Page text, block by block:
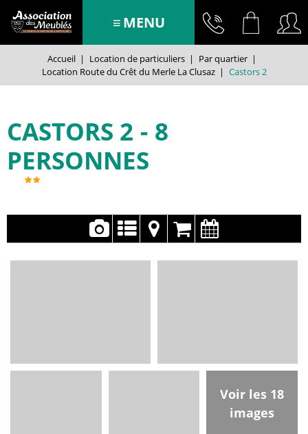
MENU
Accueil | Location de particuliers | Par quartier |
Location Route du Crêt du Merle La Clusaz | Castors 2
CASTORS 2
8
PERSONNES
Voir les 18
images